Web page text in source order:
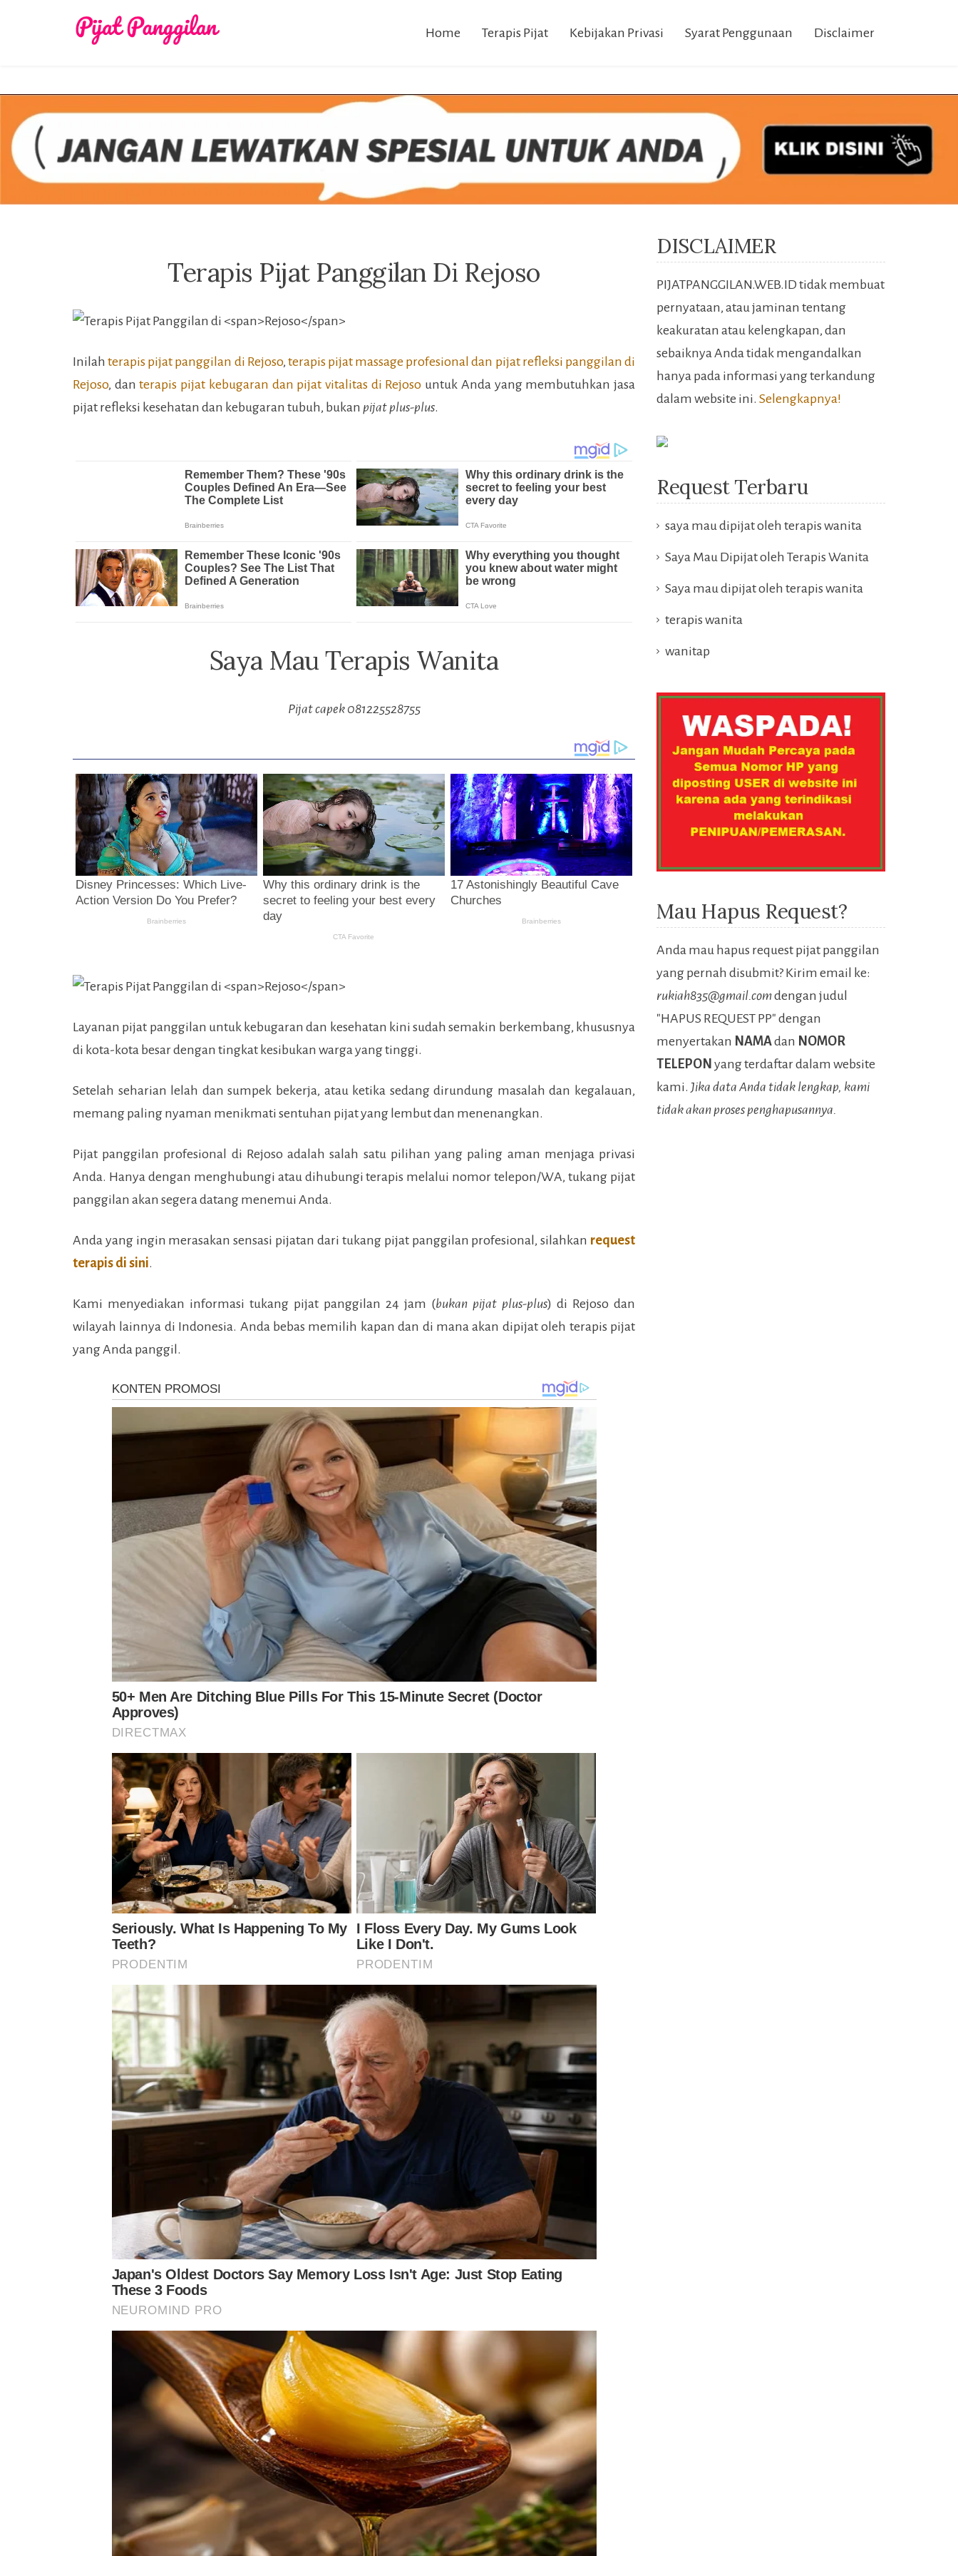
Home Terapis Pijat Kebijakan Privasi Syarat Penggunaan Disclaimer
Terapis Pijat Panggilan Di Rejoso
Inilahterapis pijat panggilan di Rejoso, terapis pijat massage profesional dan pijat refleksi panggilan di
Rejoso, danterapis pijat kebugaran dan pijat vitalitas di Rejoso untuk Anda yang membutuhkan jasa
pijat refleksi kesehatan dan kebugaran tubuh, bukan pijat plus-plus.
Saya Mau Terapis Wanita
Pijat capek 081225528755
Layanan pijat panggilan untuk kebugaran dan kesehatan kini sudah semakin berkembang, khususnya
di kota-kota besar dengan tingkat kesibukan warga yang tinggi.
Setelah seharian lelah dan sumpek bekerja, atau ketika sedang dirundung masalah dan kegalauan,
memang paling nyaman menikmati sentuhan pijat yang lembut dan menenangkan.
Pijat panggilan profesional di Rejoso adalah salah satu pilihan yang paling aman menjaga privasi
Anda. Hanya dengan menghubungi atau dihubungi terapis melalui nomor telepon/WA, tukang pijat
panggilan akan segera datang menemui Anda.
Anda yang ingin merasakan sensasi pijatan dari tukang pijat panggilan profesional, silahkan request
terapis di sini.
Kami menyediakan informasi tukang pijat panggilan 24 jam (bukan pijat plus-plus) di Rejoso dan
wilayah lainnya di Indonesia. Anda bebas memilih kapan dan di mana akan dipijat oleh terapis pijat
yang Anda panggil.
DISCLAIMER
PIJATPANGGILAN.WEB.ID tidak membuat
pernyataan, atau jaminan tentang
keakuratan atau kelengkapan, dan
sebaiknya Anda tidak mengandalkan
hanya pada informasi yang terkandung
dalam website ini. Selengkapnya!
Request Terbaru
saya mau dipijat oleh terapis wanita
Saya Mau Dipijat oleh Terapis Wanita
Saya mau dipijat oleh terapis wanita
terapis wanita
wanitap
Mau Hapus Request?
Anda mau hapus request pijat panggilan
yang pernah disubmit? Kirim email ke:
rukiah835@gmail.comdengan judul
"HAPUS REQUEST PP" dengan
menyertakan NAMAdan NOMOR
TELEPON yang terdaftar dalam website
kami. Jika data Anda tidak lengkap, kami
tidak akan proses penghapusannya.